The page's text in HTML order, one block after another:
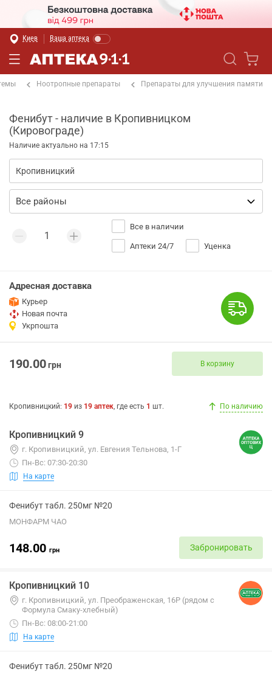
Киев Ваша аптека
Ноотропные препараты Препараты для улучшения памяти
Фенибут - наличие в Кропивницком
(Кировограде)
Наличие актуально на 17:15
Все в наличии
Аптеки 24/7 Уценка
Адресная доставка
Курьер
Новая почта
Укрпошта
190.00грн В корзину
Кропивницкий: 19 из 19 аптек, где есть 1 шт. По наличию
Кропивницкий 9
г. Кропивницкий, ул. Евгения Тельнова, 1-Г
Пн-Вс: 07:30-20:30
На карте
Фенибут табл. 250мг №20
МОНФАРМ ЧАО
148.00 грн Забронировать
Кропивницкий 10
г. Кропивницкий, ул. Преображенская, 16Р (рядом с
Формула Смаку-хлебный)
Пн-Вс: 08:00-21:00
На карте
Фенибут табл. 250мг №20